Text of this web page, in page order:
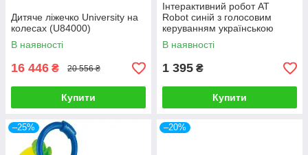
Дитяче ліжечко University на
колесах (U84000)
В наявності
16 446 ₴ 20 556 ₴
Купити
Інтерактивний робот AT
Robot синій з голосовим
керуванням українською
мовою AT001-05-UKR
В наявності
1 395 ₴
Купити
–25% –20%